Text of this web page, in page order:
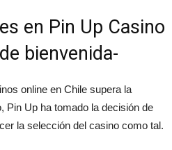
en Pin Up Casino
bienvenida-
online en Chile supera la
Pin Up ha tomado la decisión de
la selección del casino como tal.